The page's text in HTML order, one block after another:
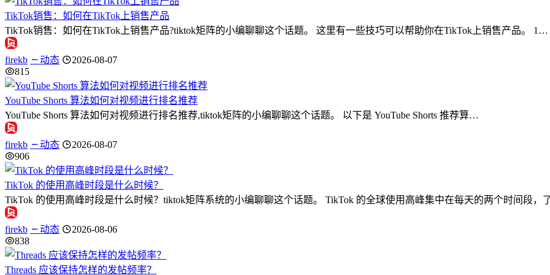
TikTok销售：如何在TikTok上销售产品
TikTok销售：如何在TikTok上销售产品?tiktok矩阵的小编聊聊这个话题。 这里有一些技巧可以帮助你在TikTok上销售产品。 1…
firekb 动态
2026-08-07
815
YouTube Shorts 算法如何对视频进行排名推荐
YouTube Shorts 算法如何对视频进行排名推荐,tiktok矩阵的小编聊聊这个话题。 以下是 YouTube Shorts 推荐算…
firekb 动态
2026-08-07
906
TikTok 的使用高峰时段是什么时候？
TikTok 的使用高峰时段是什么时候？tiktok矩阵系统的小编聊聊这个话题。 TikTok 的全球使用高峰集中在每天的两个时间段，
firekb 动态
2026-08-06
838
Threads 应该保持怎样的发帖频率？